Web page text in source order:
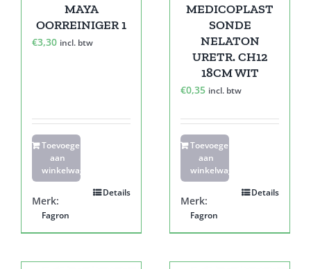
MAYA
OORREINIGER 1
€3,30 incl. btw
Toevoegen
aan
winkelwagen
Details
Merk:
Fagron
MEDICOPLAST
SONDE
NELATON
URETR. CH12
18CM WIT
€0,35 incl. btw
Toevoegen
aan
winkelwagen
Details
Merk:
Fagron